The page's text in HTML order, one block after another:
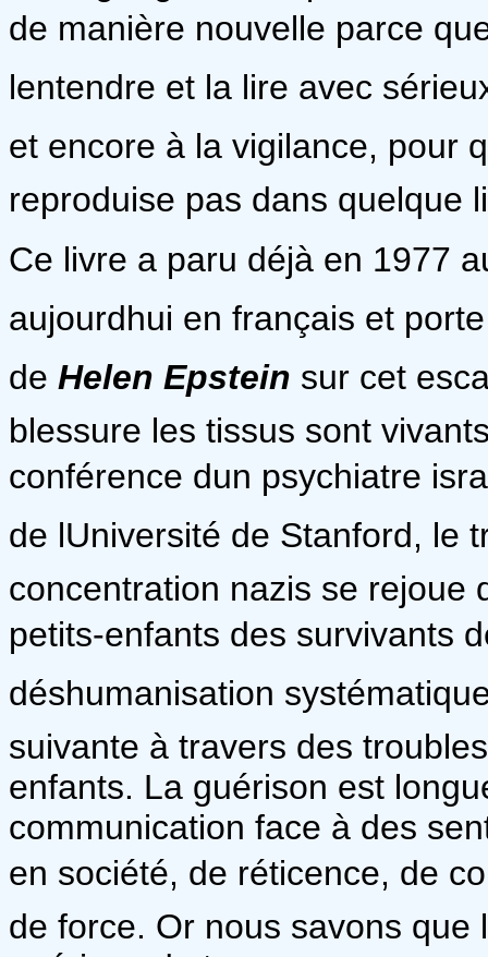
de manière nouvelle parce
lentendre et la lire avec
et encore à la vigilance, pour
reproduise pas dans quelque
Ce livre a paru déjà en 1977
aujourdhui en français et
de Helen Epstein sur cet
blessure les tissus sont
conférence dun psychiatre
de lUniversité de Stanford, le
concentration nazis se rejoue
petits-enfants des survivants
déshumanisation
suivante à travers des
enfants. La guérison est
communication face à des
en société, de réticence, de
de force. Or nous savons